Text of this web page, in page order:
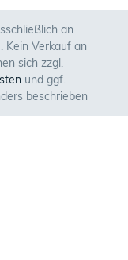
an
Kein Verkauf an
sich zzgl.
und ggf.
beschrieben